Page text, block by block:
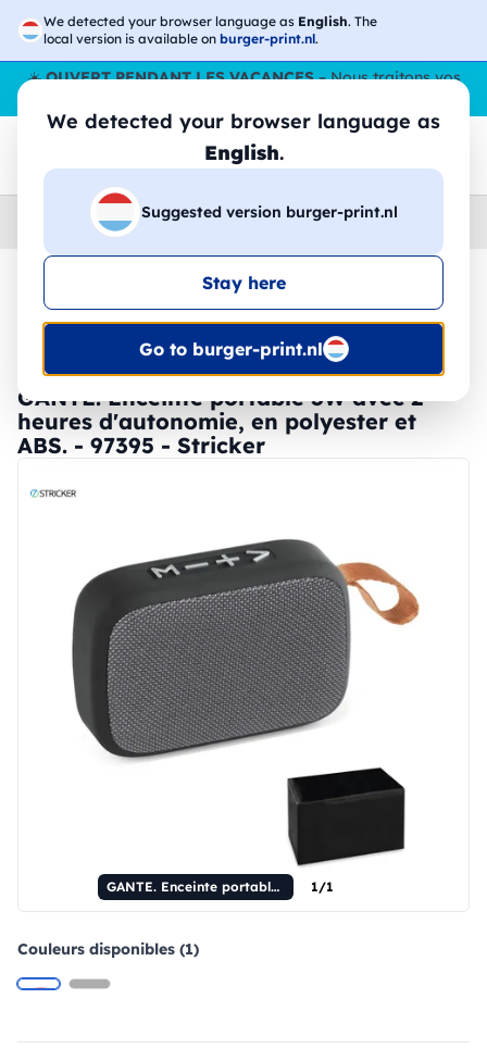
We detected your browser language as English. The
local version is available on burger-print.nl.
We detected your browser language as
English.
Suggested version burger-print.nl
Stay here
Go to burger-print.nl
☀️OUVERT PENDANT LES VACANCES– Nous traitons vos
Accessoires › technologie-personnalisee
🔥 Impression DTF à -30 %
GANTE. Enceinte portable 3W avec 2
heures d'autonomie, en polyester et
ABS. - 97395 - Stricker
GANTE. Enceinte portable 3W avec 2 heures d'autonomie, en polyester et ABS. 1/1
Couleurs disponibles (1)